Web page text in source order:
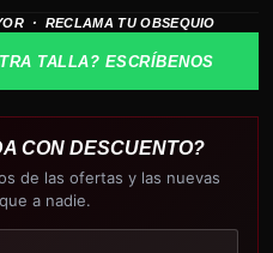
· RECLAMA TU OBSEQUIO
TALLA? ESCRÍBENOS
CON DESCUENTO?
de las ofertas y las nuevas
a nadie.